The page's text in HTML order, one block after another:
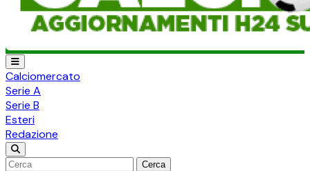
Calciomercato
Serie A
Serie B
Esteri
Redazione
Cerca